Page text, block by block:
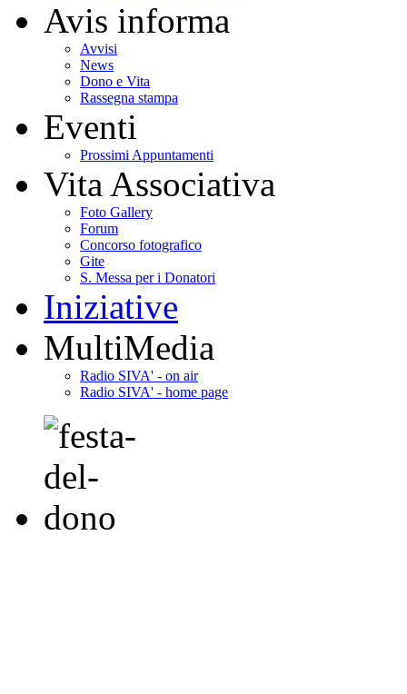
Avis informa
Avvisi
News
Dono e Vita
Rassegna stampa
Eventi
Prossimi Appuntamenti
Vita Associativa
Foto Gallery
Forum
Concorso fotografico
Gite
S. Messa per i Donatori
Iniziative
MultiMedia
Radio SIVA' - on air
Radio SIVA' - home page